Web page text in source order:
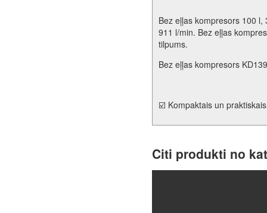
Bez eļļas kompresors 100
911 l/min. Bez eļļas
tilpums.
Bez eļļas kompresors
☑️ Kompaktais un
Citi produkti no